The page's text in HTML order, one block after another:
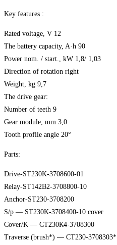
Key features :
Rated voltage, V 12
The battery capacity, A·h 90
Power nom. / start., kW 1,8/ 1,03
Direction of rotation right
Weight, kg 9,7
The drive gear:
Number of teeth 9
Gear module, mm 3,0
Tooth profile angle 20°
Parts:
Drive-ST230K-3708600-01
Relay-ST142B2-3708800-10
Anchor-ST230-3708200
S/p — ST230K-3708400-10 cover
Cover/K — СТ230К4-3708300
Traverse (brush*) — СТ230-3708303*